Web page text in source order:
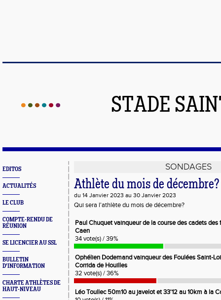
STADE
EDITOS
ACTUALITÉS
LE CLUB
COMPTE-RENDU DE
RÉUNION
SE LICENCIER AU SSL
BULLETIN
D'INFORMATION
CHARTE ATHLÈTES DE
HAUT-NIVEAU
SONDAGES
Athlète du mois de décembre?
du 14 Janvier 2023 au 30 Janvier 2023
Qui sera l'athlète du mois de décembre?
Paul Chuquet vainqueur de la course des cadets
Caen
34 vote(s) / 39%
Ophélien Dodemand vainqueur des Foulées Saint-
Corrida de Houilles
32 vote(s) / 36%
Léo Toullec 50m10 au javelot et 33'12 au 10km à la